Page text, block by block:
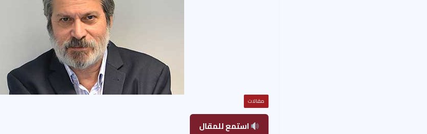
مقالات
استمع للمقال